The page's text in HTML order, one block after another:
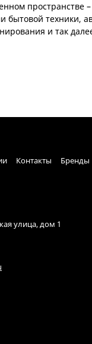
пространстве
техники,
и так
Контакты Бренды
улица, дом 1